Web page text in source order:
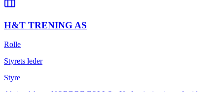
H&T TRENING AS
Rolle
Styrets leder
Styre